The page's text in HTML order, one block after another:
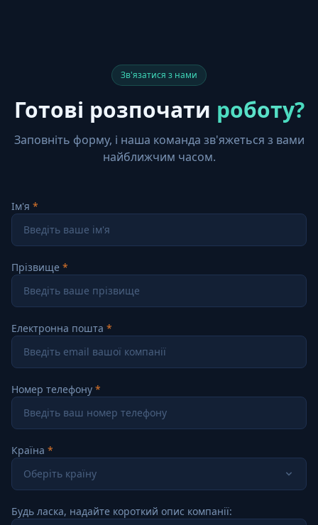
Зв'язатися з нами
Готові розпочати роботу?
Заповніть форму, і наша команда зв'яжеться з вами
найближчим часом.
Ім'я
Прізвище
Електронна пошта
Номер телефону
Країна
Оберіть країну
Будь ласка, надайте короткий опис компанії: